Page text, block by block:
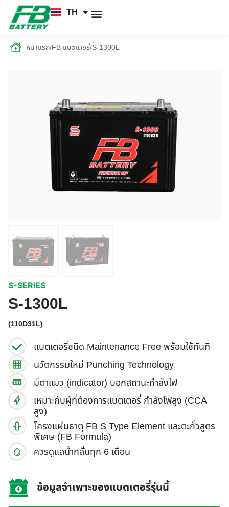
TH
EN
หน้าแรก/FB แบตเตอรี่/S-1300L
S-SERIES
S-1300L
(110D31L)
แบตเตอรี่ชนิด Maintenance Free พร้อมใช้ทันที
นวัตกรรมใหม่ Punching Technology
มีตาแมว (indicator) บอกสถานะกำลังไฟ
เหมาะกับผู้ที่ต้องการแบตเตอรี่ กำลังไฟสูง (CCA
สูง)
โครงแผ่นธาตุ FB S Type Element และตะกั่วสูตร
พิเศษ (FB Formula)
ควรดูแลน้ำกลั่นทุก 6 เดือน
ข้อมูลจำเพาะของแบตเตอรี่รุ่นนี้